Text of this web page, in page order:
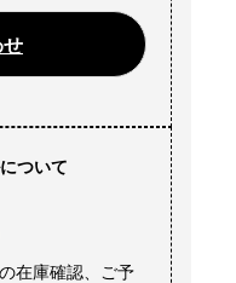
せ
ついて
在庫確認、ご予